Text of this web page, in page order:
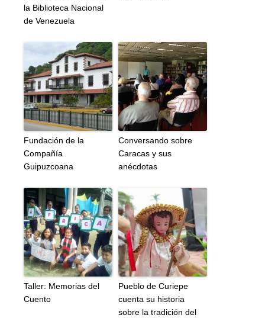
la Biblioteca Nacional
de Venezuela
Fundación de la
Compañía
Guipuzcoana
Conversando sobre
Caracas y sus
anécdotas
Taller: Memorias del
Cuento
Pueblo de Curiepe
cuenta su historia
sobre la tradición del